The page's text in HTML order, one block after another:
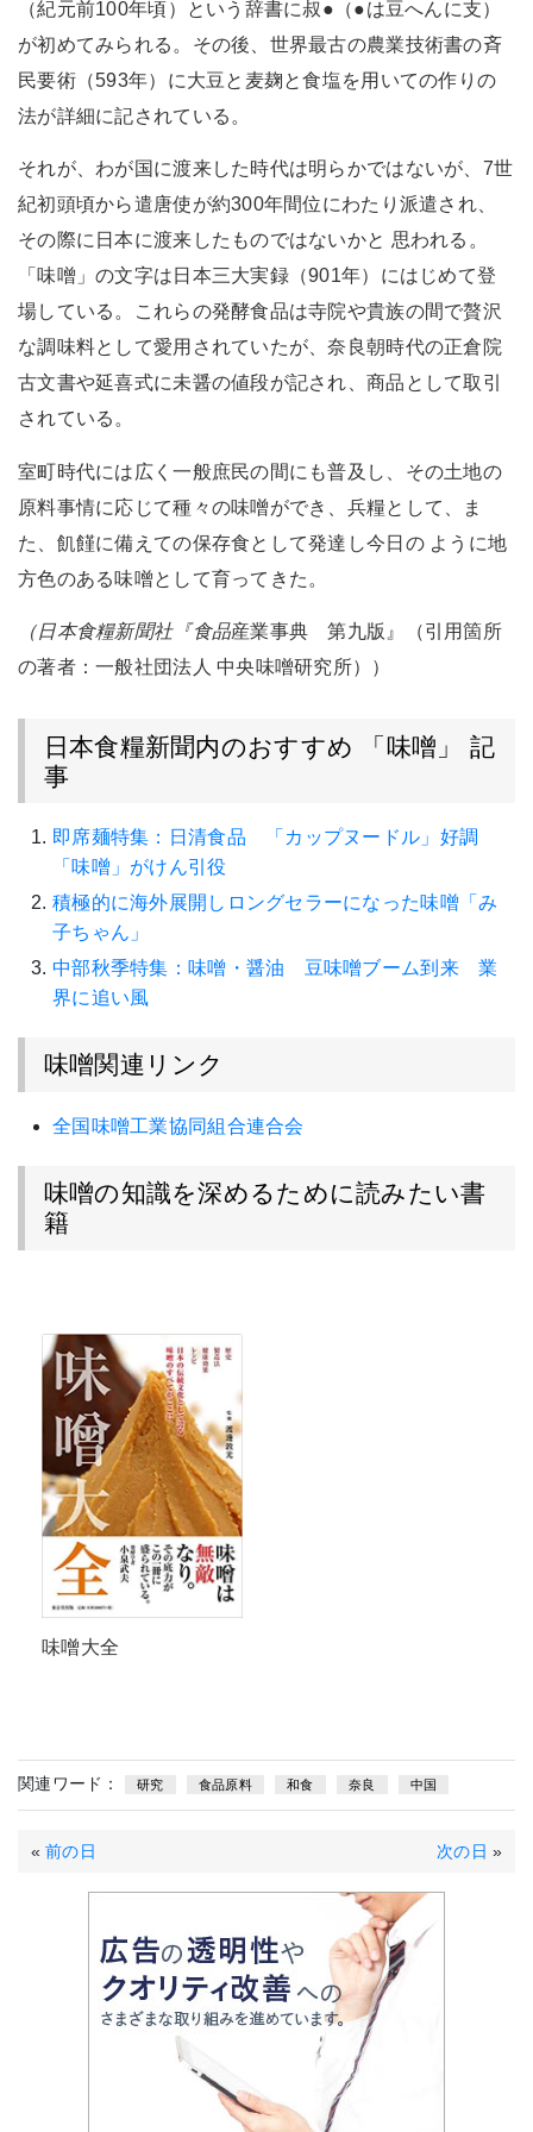
（紀元前100年頃）という辞書に叔●（●は豆へんに支）
が初めてみられる。その後、世界最古の農業技術書の斉
民要術（593年）に大豆と麦麹と食塩を用いての作りの
法が詳細に記されている。
それが、わが国に渡来した時代は明らかではないが、7世
紀初頭頃から遣唐使が約300年間位にわたり派遣され、
その際に日本に渡来したものではないかと 思われる。
「味噌」の文字は日本三大実録（901年）にはじめて登
場している。これらの発酵食品は寺院や貴族の間で贅沢
な調味料として愛用されていたが、奈良朝時代の正倉院
古文書や延喜式に未醤の値段が記され、商品として取引
されている。
室町時代には広く一般庶民の間にも普及し、その土地の
原料事情に応じて種々の味噌ができ、兵糧として、ま
た、飢饉に備えての保存食として発達し今日の ように地
方色のある味噌として育ってきた。
（日本食糧新聞社『食品産業事典 第九版』（引用箇所
の著者：一般社団法人 中央味噌研究所））
日本食糧新聞内のおすすめ 「味噌」 記
事
即席麺特集：日清食品 「カップヌードル」好調
「味噌」がけん引役
積極的に海外展開しロングセラーになった味噌「み
子ちゃん」
中部秋季特集：味噌・醤油 豆味噌ブーム到来 業
界に追い風
味噌関連リンク
全国味噌工業協同組合連合会
味噌の知識を深めるために読みたい書
籍
味噌大全
関連ワード： 研究 食品原料 和食 奈良 中国
«前の日 次の日 »